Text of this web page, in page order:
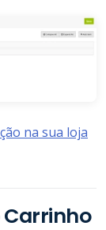
na sua loja